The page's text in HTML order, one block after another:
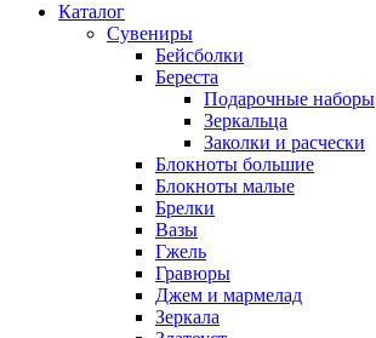
Каталог
Сувениры
Бейсболки
Береста
Подарочные наборы
Зеркальца
Заколки и расчески
Блокноты большие
Блокноты малые
Брелки
Вазы
Гжель
Гравюры
Джем и мармелад
Зеркала